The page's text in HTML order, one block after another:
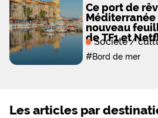
Ce port de
nouveau
de TF1 et
Société /
#Bord de mer
Les articles par